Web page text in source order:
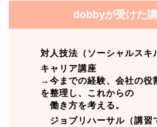
dobbyが受けた
対人技法（ソーシャルスキ
キャリア講座
→ 今までの経験、会社の役
を整理し、これからの
働き方を考える。
ジョブリハーサル（講習